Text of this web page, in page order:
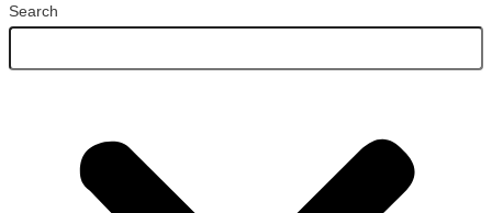
Search